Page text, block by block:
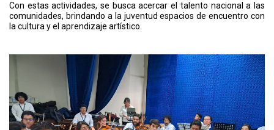
Con estas actividades, se busca acercar el talento nacional a las
comunidades, brindando a la juventud espacios de encuentro con
la cultura y el aprendizaje artístico.